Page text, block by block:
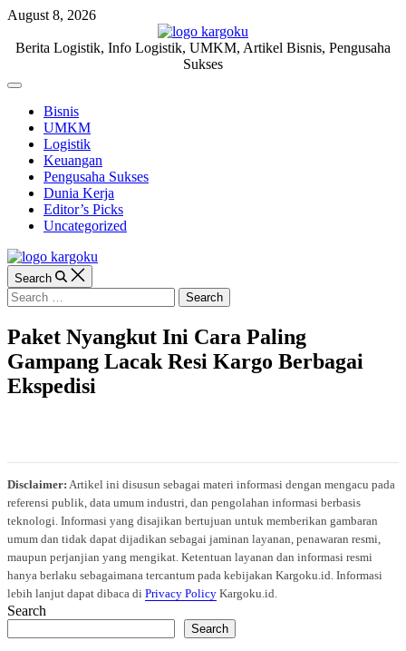
Skip
content
August 8, 2026
KARGOKU.ID
Berita Logistik, Info Logistik, UMKM, Artikel Bisnis, Pengusaha
Sukses
Off
CanvasBisnis
UMKM
Logistik
Keuangan
Pengusaha Sukses
Dunia Kerja
Editor’s Picks
Uncategorized
Search
Search
for:
Paket Nyangkut Ini Cara Paling
Gampang Lacak Resi Kargo Berbagai
Ekspedisi
Disclaimer: Artikel ini disusun sebagai materi informasi dengan mengacu pada
referensi publik, data umum industri, dan pengolahan informasi berbasis
teknologi. Informasi yang disajikan bertujuan untuk memberikan gambaran
umum dan tidak dapat dijadikan sebagai jaminan layanan, penawaran resmi,
maupun perjanjian yang mengikat. Ketentuan layanan dan informasi resmi
hanya berlaku sebagaimana tercantum pada kebijakan Kargoku.id. Informasi
lebih lanjut dapat dibaca di Privacy Policy Kargoku.id.
Search
Search